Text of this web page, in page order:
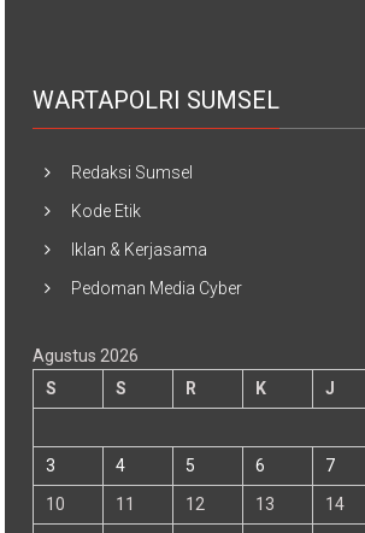
WARTAPOLRI SUMSEL
Redaksi Sumsel
Kode Etik
Iklan & Kerjasama
Pedoman Media Cyber
Agustus 2026
S
S R K J
3
4 5 6 7
10
11 12 13 14